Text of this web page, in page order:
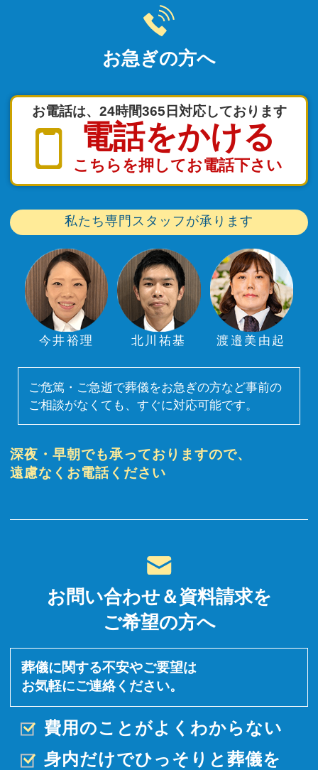
お急ぎの方へ
お電話は、24時間365日対応しております
電話をかける
こちらを押してお電話下さい
私たち専門スタッフが承ります
今井裕理 北川祐基 渡邉美由起
ご危篤・ご急逝で葬儀をお急ぎの方など事前の
ご相談がなくても、すぐに対応可能です。
深夜・早朝でも承っておりますので、
遠慮なくお電話ください
お問い合わせ＆資料請求を
ご希望の方へ
葬儀に関する不安やご要望は
お気軽にご連絡ください。
費用のことがよくわからない
身内だけでひっそりと 葬儀を